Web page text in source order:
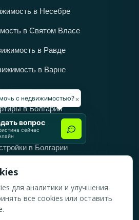
в Несебре
в Святом Власе
в Равде
в Варне
Категории
в Болгарии
в Болгарии
в Болгарии
жильё в Болгарии
Рабочее время
10:00 — 18:00
×
с недвижимостью?
вопрос
сейчас
для аналитики и улучшения
все cookies или оставить